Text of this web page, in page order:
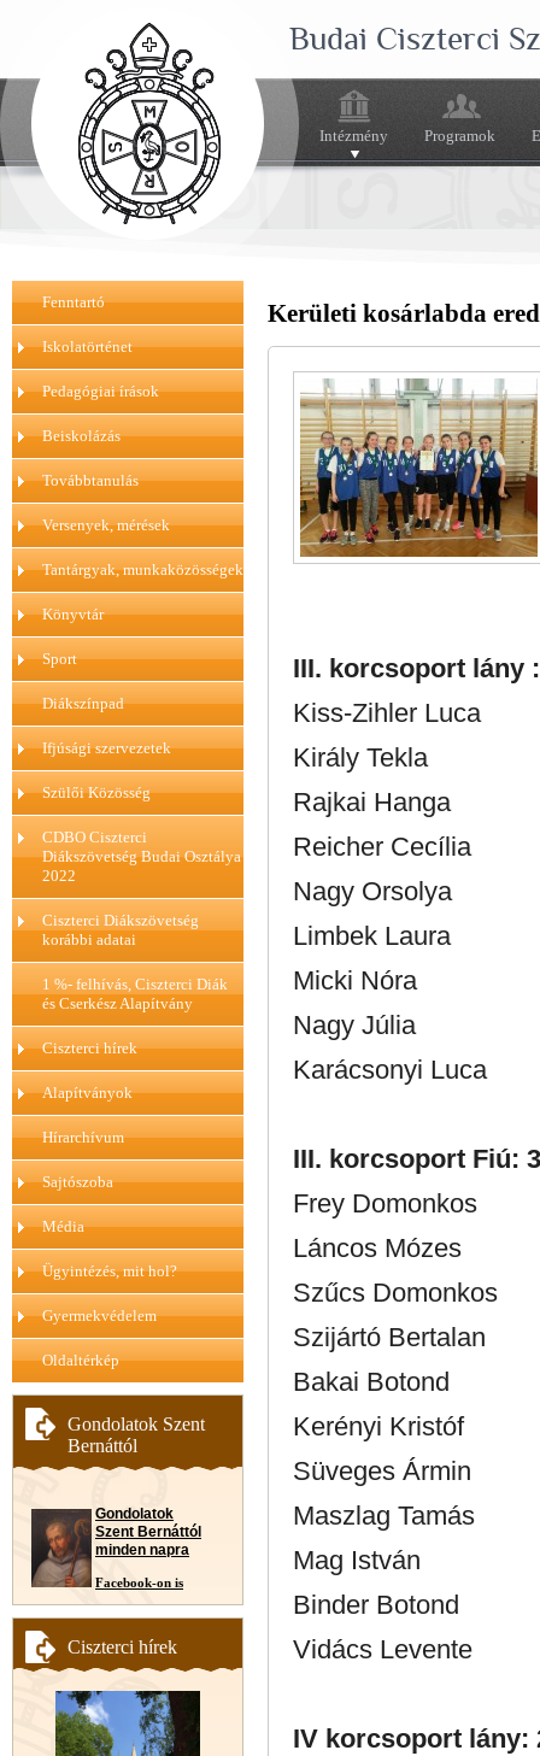
Budai Ciszterci
Intézmény Programok
Fenntartó
Iskolatörténet
Pedagógiai írások
Beiskolázás
Továbbtanulás
Versenyek, mérések
Tantárgyak, munkaközösségek
Könyvtár
Sport
Diákszínpad
Ifjúsági szervezetek
Szülői Közösség
CDBO Ciszterci
Diákszövetség Budai Osztálya
2022
Ciszterci Diákszövetség
korábbi adatai
1 %- felhívás, Ciszterci Diák
és Cserkész Alapítvány
Ciszterci hírek
Alapítványok
Hírarchívum
Sajtószoba
Média
Ügyintézés, mit hol?
Gyermekvédelem
Oldaltérkép
Gondolatok Szent
Bernáttól
Gondolatok
Szent Bernáttól
minden napra
Facebook-on is
Ciszterci hírek
Kerületi kosárlabda
III. korcsoport lány
Kiss-Zihler Luca
Király Tekla
Rajkai Hanga
Reicher Cecília
Nagy Orsolya
Limbek Laura
Micki Nóra
Nagy Júlia
Karácsonyi Luca
III. korcsoport Fiú:
Frey Domonkos
Láncos Mózes
Szűcs Domonkos
Szijártó Bertalan
Bakai Botond
Kerényi Kristóf
Süveges Ármin
Maszlag Tamás
Mag István
Binder Botond
Vidács Levente
IV korcsoport lány: